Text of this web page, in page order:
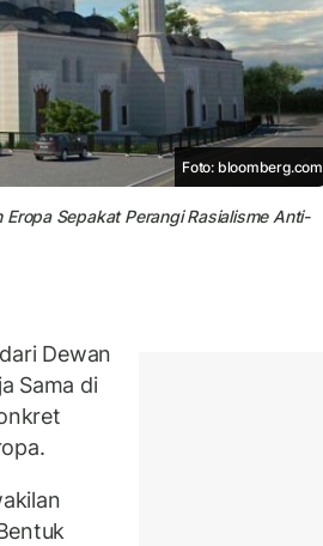
Foto: bloomberg.com
Sepakat Perangi Rasialisme Anti-
Dewan
Sama di